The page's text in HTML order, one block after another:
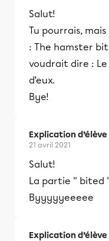
Salut!
Tu pourrais,
: The hamster
voudrait dire :
d’eux.
Bye!
Explication d’élève
21 avril 2021
Salut!
La partie '' bited
Byyyyyeeeee
Explication d’élève